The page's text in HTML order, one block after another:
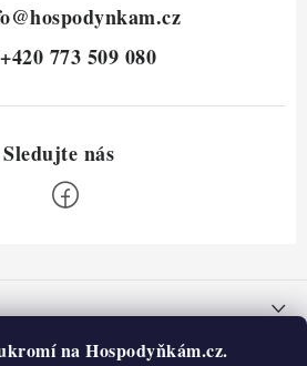
na Hospodyňkám.cz.
@hospodynkam.cz
+420 773 509 080